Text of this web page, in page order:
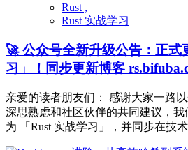
Rust ,
Rust 实战学习
🚀 公众号全新升级公告：正式
习」！同步更新博客
亲爱的读者朋友们： 感谢大家一路
深思熟虑和社区伙伴的共同建议，
为 「Rust 实战学习」，并同步在技术